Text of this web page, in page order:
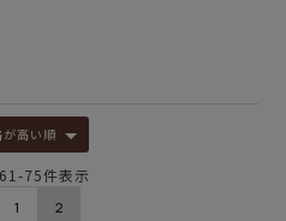
が高い順
61 -75件表示
1 2